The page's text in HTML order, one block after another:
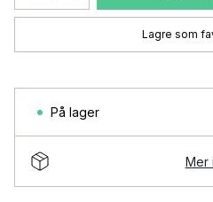
Lagre som
På lager
Mer